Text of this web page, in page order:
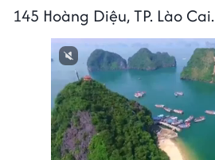
145 Hoàng Diệu, TP. Lào Cai.